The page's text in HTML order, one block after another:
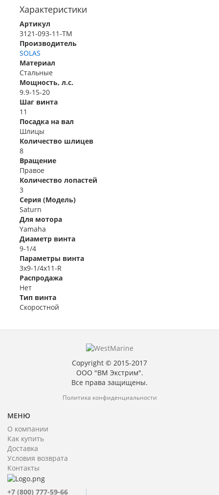
Характеристики
Артикул
3121-093-11-TM
Производитель
SOLAS
Материал
Стальные
Мощность, л.с.
9.9-15-20
Шаг винта
11
Посадка на вал
Шлицы
Количество шлицев
8
Вращение
Правое
Количество лопастей
3
Серия (Модель)
Saturn
Для мотора
Yamaha
Диаметр винта
9-1/4
Параметры винта
3x9-1/4x11-R
Распродажа
Нет
Тип винта
Скоростной
Copyright © 2015-2017
ООО "ВМ Экстрим".
Все права защищены.
Политика конфиденциальности
МЕНЮ
О компании
Как купить
Доставка
Условия возврата
Контакты
+7 (800) 777-59-66